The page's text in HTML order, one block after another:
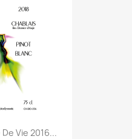
Vie 2016...